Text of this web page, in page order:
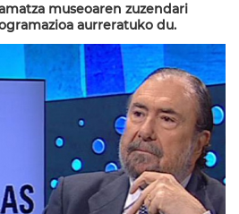
museoaren zuzendari
aurreratuko du.